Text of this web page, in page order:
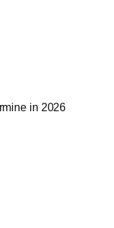
in 2026